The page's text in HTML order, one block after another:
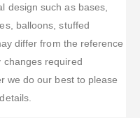
design such as bases,
balloons, stuffed
differ from the reference
changes required
we do our best to please